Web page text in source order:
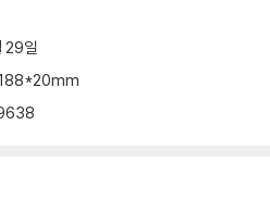
. 153
고법 . 165
29일